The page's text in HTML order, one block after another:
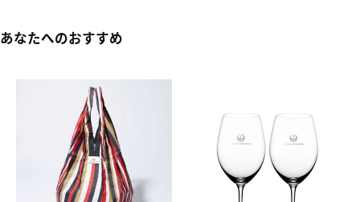
あなたへのおすすめ